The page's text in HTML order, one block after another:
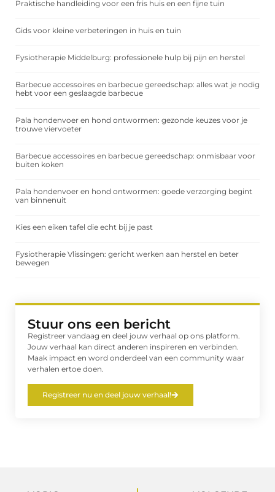
Praktische handleiding voor een fris huis en een fijne tuin
Gids voor kleine verbeteringen in huis en tuin
Fysiotherapie Middelburg: professionele hulp bij pijn en herstel
Barbecue accessoires en barbecue gereedschap: alles wat je nodig
hebt voor een geslaagde barbecue
Pala hondenvoer en hond ontwormen: gezonde keuzes voor je
trouwe viervoeter
Barbecue accessoires en barbecue gereedschap: onmisbaar voor
buiten koken
Pala hondenvoer en hond ontwormen: goede verzorging begint
van binnenuit
Kies een eiken tafel die echt bij je past
Fysiotherapie Vlissingen: gericht werken aan herstel en beter
bewegen
Stuur ons een bericht
Registreer vandaag en deel jouw verhaal op ons platform.
Jouw verhaal kan direct anderen inspireren en verbinden.
Maak impact en word onderdeel van een community waar
verhalen ertoe doen.
Registreer nu en deel jouw verhaal!